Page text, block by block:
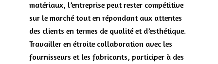
matériaux, l’entreprise peut rester compétitive
sur le marché tout en répondant aux attentes
des clients en termes de qualité et d’esthétique.
Travailler en étroite collaboration avec les
fournisseurs et les fabricants, participer à des